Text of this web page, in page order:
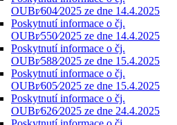
OUBr⁄604⁄2025 ze dne 14.4.2025
Poskytnutí informace o čj.
OUBr⁄550⁄2025 ze dne 14.4.2025
Poskytnutí informace o čj.
OUBr⁄588⁄2025 ze dne 15.4.2025
Poskytnutí informace o čj.
OUBr⁄605⁄2025 ze dne 15.4.2025
Poskytnutí informace o čj.
OUBr⁄626⁄2025 ze dne 24.4.2025